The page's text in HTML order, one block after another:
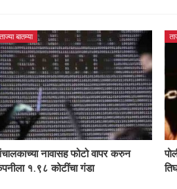
ताज्या बातम्या
नावासह फोटो वापर करुन
१.९८ कोटींचा गंडा